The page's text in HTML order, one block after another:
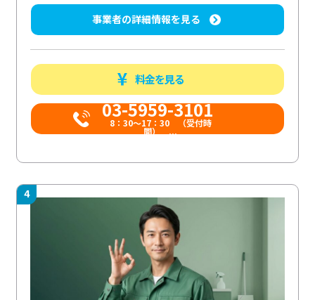
事業者の詳細情報を見る
料金を見る
03-5959-3101
8：30～17：30 （受付時
間） ...
4